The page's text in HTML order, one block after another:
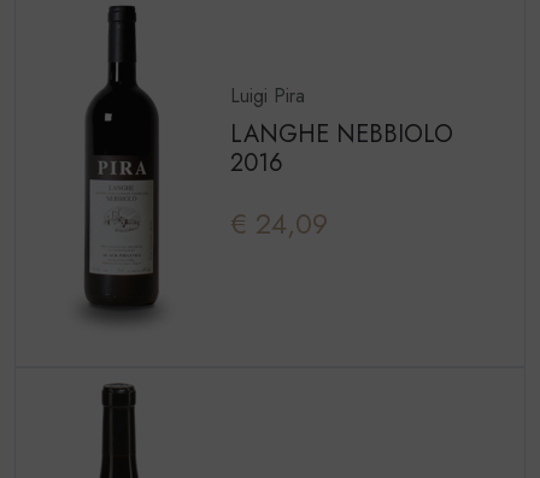
Luigi Pira
LANGHE NEBBIOLO
2016
€ 24,09